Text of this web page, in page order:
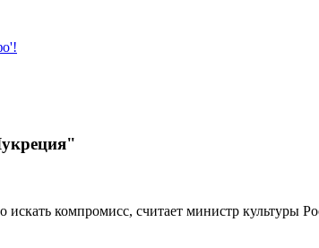
компромисс, считает министр культуры